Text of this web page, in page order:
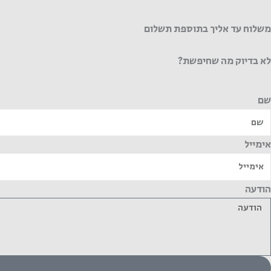
משלוח עד אליך בתוספת תשלום
לא בדיוק מה שחיפשת?
שם
אימייל
הודעה